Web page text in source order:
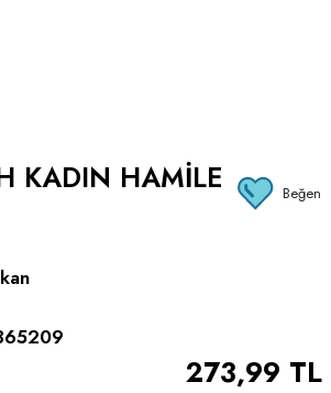
KADIN HAMILE
Beğen
273,99 TL